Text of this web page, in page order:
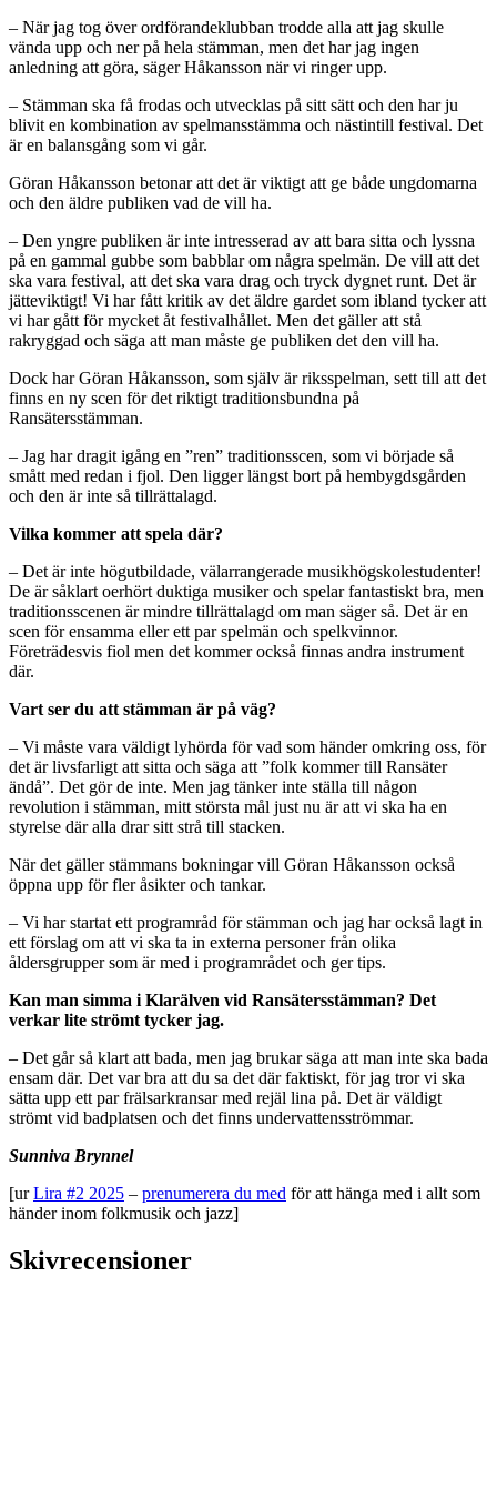
– När jag tog över ordförandeklubban trodde alla att jag skulle
vända upp och ner på hela stämman, men det har jag ingen
anledning att göra, säger Håkansson när vi ringer upp.
– Stämman ska få frodas och utvecklas på sitt sätt och den har ju
blivit en kombination av spelmansstämma och nästintill festival. Det
är en balansgång som vi går.
Göran Håkansson betonar att det är viktigt att ge både ungdomarna
och den äldre publiken vad de vill ha.
– Den yngre publiken är inte intresserad av att bara sitta och lyssna
på en gammal gubbe som babblar om några spelmän. De vill att det
ska vara festival, att det ska vara drag och tryck dygnet runt. Det är
jätteviktigt! Vi har fått kritik av det äldre gardet som ibland tycker att
vi har gått för mycket åt festivalhållet. Men det gäller att stå
rakryggad och säga att man måste ge publiken det den vill ha.
Dock har Göran Håkansson, som själv är riksspelman, sett till att det
finns en ny scen för det riktigt traditionsbundna på
Ransätersstämman.
– Jag har dragit igång en ”ren” traditionsscen, som vi började så
smått med redan i fjol. Den ligger längst bort på hembygdsgården
och den är inte så tillrättalagd.
Vilka kommer att spela där?
– Det är inte högutbildade, väl­arrangerade musikhögskolestudenter!
De är såklart oerhört duktiga musiker och spelar fantastiskt bra, men
traditionsscenen är mindre tillrättalagd om man säger så. Det är en
scen för ensamma eller ett par spelmän och spelkvinnor.
Företrädesvis fiol men det kommer också finnas andra instrument
där.
Vart ser du att stämman är på väg?
– Vi måste vara väldigt lyhörda för vad som händer omkring oss, för
det är livsfarligt att sitta och säga att ”folk kommer till Ransäter
ändå”. Det gör de inte. Men jag tänker inte ställa till någon
revolution i stämman, mitt största mål just nu är att vi ska ha en
styrelse där alla drar sitt strå till stacken.
När det gäller stämmans bokningar vill Göran Håkansson också
öppna upp för fler åsikter och tankar.
– Vi har startat ett programråd för stämman och jag har också lagt in
ett förslag om att vi ska ta in externa personer från olika
åldersgrupper som är med i programrådet och ger tips.
Kan man simma i Klarälven vid Ransätersstämman? Det
verkar lite strömt tycker jag.
– Det går så klart att bada, men jag brukar säga att man inte ska bada
ensam där. Det var bra att du sa det där faktiskt, för jag tror vi ska
sätta upp ett par frälsarkransar med rejäl lina på. Det är väldigt
strömt vid badplatsen och det finns undervattens­strömmar.
Sunniva Brynnel
[urLira #2 2025 – prenumerera du med för att hänga med i allt som
händer inom folkmusik och jazz]
Skivrecensioner